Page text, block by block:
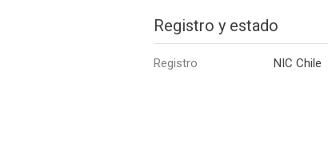
Registro y estado
Registro NIC Chile